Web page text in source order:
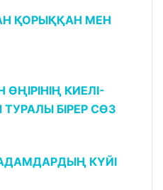
ҚОРЫҚҚАН МЕН
ӨҢІРІНІҢ КИЕЛІ-
БІРЕР СӨЗ
КҮЙІ